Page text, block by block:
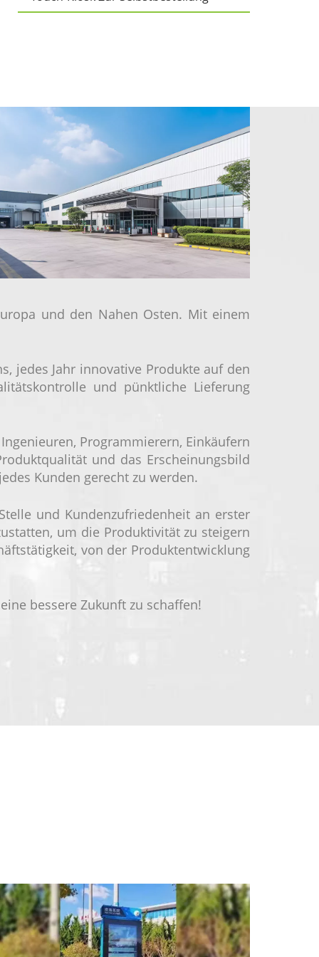
und den Nahen Osten. Mit einem
jedes Jahr innovative Produkte auf den
und pünktliche Lieferung
Programmierern, Einkäufern
und das Erscheinungsbild
Kunden gerecht zu werden.
und Kundenzufriedenheit an erster
um die Produktivität zu steigern
von der Produktentwicklung
bessere Zukunft zu schaffen!